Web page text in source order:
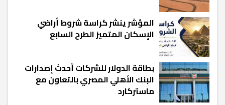
المؤشر ينشر كراسة شروط أراضي
الإسكان المتميز الطرح السابع
بطاقة الدولار للشركات أحدث إصدارات
البنك الأهلي المصري بالتعاون مع
ماستركارد